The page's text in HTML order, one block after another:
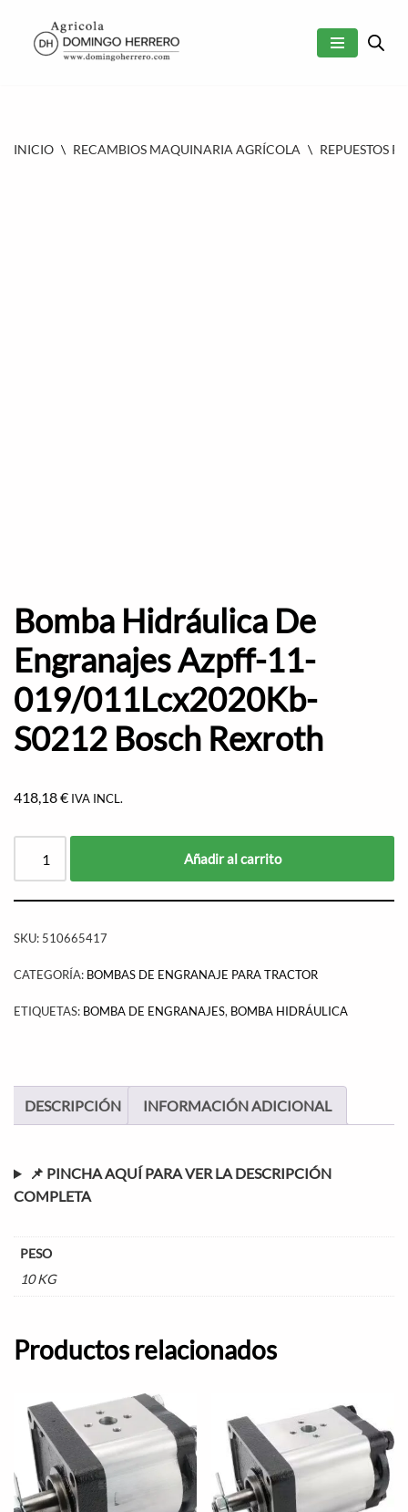
SALTAR
INICIO \ RECAMBIOS MAQUINARIA AGRÍCOLA \ REPUESTOS
Bomba Hidráulica De
Engranajes Azpff-11-
019/011Lcx2020Kb-
S0212 Bosch Rexroth
418,18€ IVA INCL.
Añadir al carrito
SKU: 510665417
CATEGORÍA: BOMBAS DE ENGRANAJE PARA TRACTOR
ETIQUETAS: BOMBA DE ENGRANAJES, BOMBA HIDRÁULICA
DESCRIPCIÓN INFORMACIÓN ADICIONAL
📌 PINCHA AQUÍ PARA VER LA DESCRIPCIÓN
COMPLETA
PESO
10 KG
Productos relacionados